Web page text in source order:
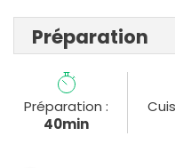
Préparation
Préparation :
40min